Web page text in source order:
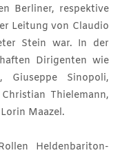
Berliner, respektive
Leitung von Claudio
Stein war. In der
Dirigenten wie
Sinopoli,
Thielemann,
Maazel.
Heldenbariton-